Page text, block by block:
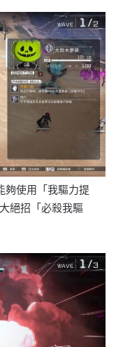
夠使用「我驅力提
絕招「必殺我驅